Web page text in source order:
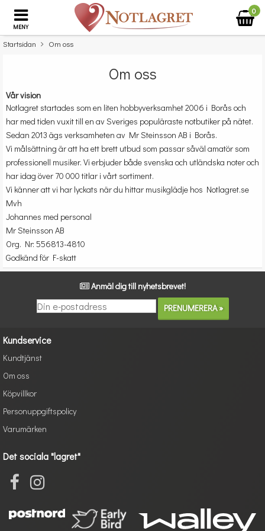
MENY
0
Startsidan Om oss
Om oss
Vår vision
Notlagret startades som en liten hobbyverksamhet 2006 i Borås och
har med tiden vuxit till en av Sveriges populäraste notbutiker på nätet.
Sedan 2013 ägs verksamheten av Mr Steinsson AB i Borås.
Vi målsättning är att ha ett brett utbud som passar såväl amatör som
professionell musiker. Vi erbjuder både svenska och utländska noter och
har idag över 70 000 titlar i vårt sortiment.
Vi känner att vi har lyckats när du hittar musikglädje hos Notlagret.se
Mvh
Johannes med personal
Mr Steinsson AB
Org. Nr: 556813-4810
Godkänd för F-skatt
Anmäl dig till nyhetsbrevet!
Kundservice
Kundtjänst
Om oss
Köpvillkor
Personuppgiftspolicy
Varumärken
Det sociala "lagret"